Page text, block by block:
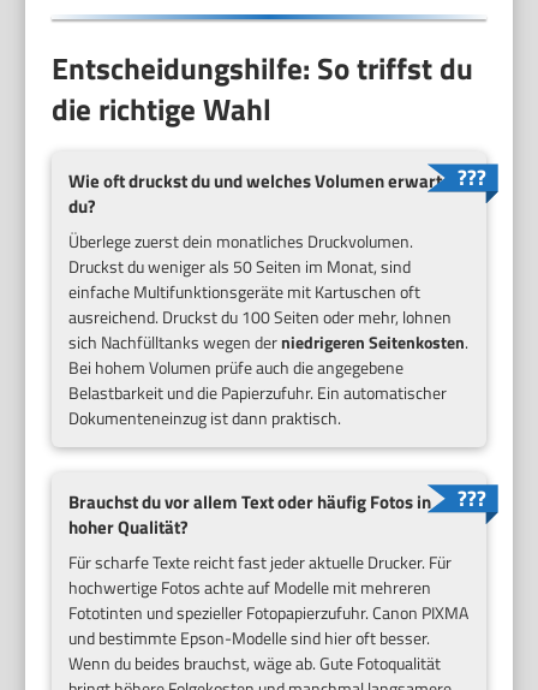
Entscheidungshilfe: So triffst du
die richtige Wahl
Wie oft druckst du und welches Volumen erwartet
du?
Überlege zuerst dein monatliches Druckvolumen.
Druckst du weniger als 50 Seiten im Monat, sind
einfache Multifunktionsgeräte mit Kartuschen oft
ausreichend. Druckst du 100 Seiten oder mehr, lohnen
sich Nachfülltanks wegen derniedrigeren Seitenkosten.
Bei hohem Volumen prüfe auch die angegebene
Belastbarkeit und die Papierzufuhr. Ein automatischer
Dokumenteneinzug ist dann praktisch.
Brauchst du vor allem Text oder häufig Fotos in
hoher Qualität?
Für scharfe Texte reicht fast jeder aktuelle Drucker. Für
hochwertige Fotos achte auf Modelle mit mehreren
Fototinten und spezieller Fotopapierzufuhr. Canon PIXMA
und bestimmte Epson-Modelle sind hier oft besser.
Wenn du beides brauchst, wäge ab. Gute Fotoqualität